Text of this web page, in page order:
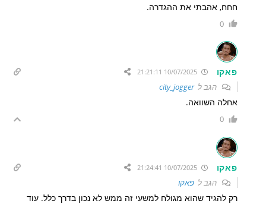
חחח, אהבתי את ההגדרה.
0
פאקו 10/07/2025 21:21:11
הגב לcity_jogger
אחלה השוואה.
0
פאקו 10/07/2025 21:24:41
הגב לפאקו
רק להגיד שהוא מגולח למשעי זה ממש לא נכון בדרך כלל. עוד